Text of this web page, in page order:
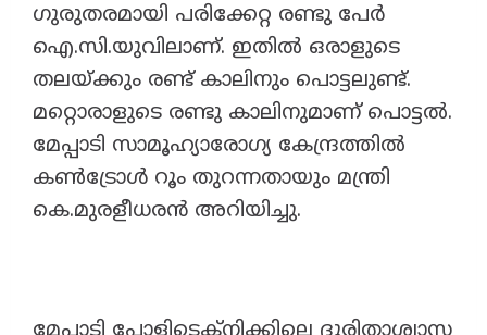
ഗുരുതരമായി പരിക്കേറ്റ രണ്ടു പേർ
ഐ.സി.യുവിലാണ്. ഇതിൽ ഒരാളുടെ
തലയ്ക്കും രണ്ട് കാലിനും പൊട്ടലുണ്ട്.
മറ്റൊരാളുടെ രണ്ടു കാലിനുമാണ് പൊട്ടൽ.
മേപ്പാടി സാമൂഹ്യാരോഗ്യ കേന്ദ്രത്തിൽ
കൺട്രോൾ റൂം തുറന്നതായും മന്ത്രി
കെ.മുരളീധരൻ അറിയിച്ചു.